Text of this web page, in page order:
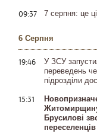
09:37 7 серпня: це
6 Серпня
19:46
У ЗСУ
переведень
підрозділи
15:31
Брусилові